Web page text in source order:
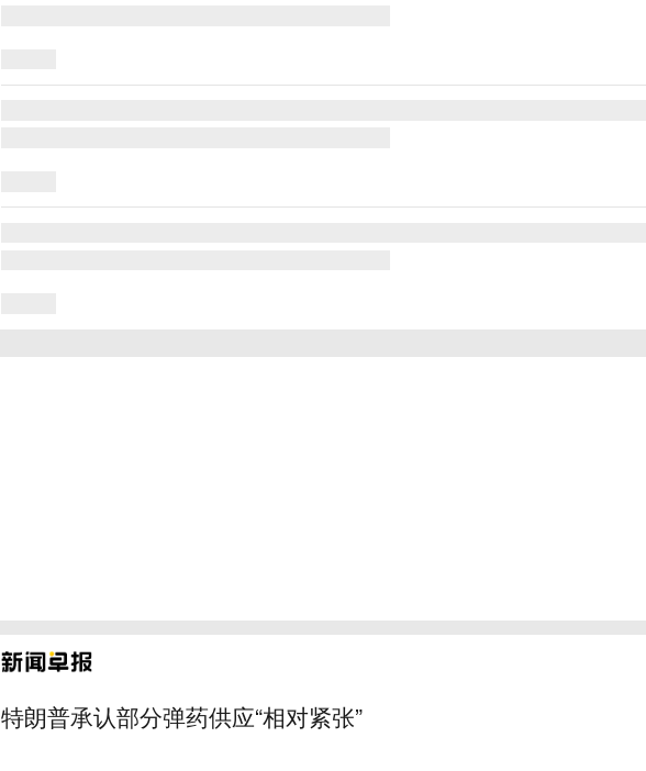
特朗普承认部分弹药供应“相对紧张”